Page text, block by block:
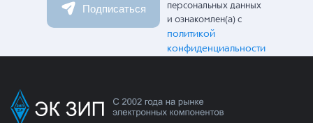
Подписаться
персональных данных
и ознакомлен(а) с
политикой
конфиденциальности